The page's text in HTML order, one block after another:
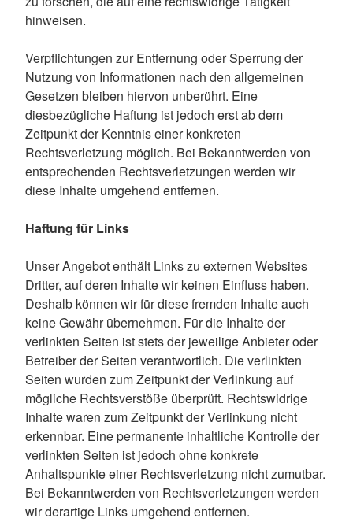
hinweisen.
Verpflichtungen zur Entfernung oder Sperrung der
Nutzung von Informationen nach den allgemeinen
Gesetzen bleiben hiervon unberührt. Eine
diesbezügliche Haftung ist jedoch erst ab dem
Zeitpunkt der Kenntnis einer konkreten
Rechtsverletzung möglich. Bei Bekanntwerden von
entsprechenden Rechtsverletzungen werden wir
diese Inhalte umgehend entfernen.
Haftung für Links
Unser Angebot enthält Links zu externen Websites
Dritter, auf deren Inhalte wir keinen Einfluss haben.
Deshalb können wir für diese fremden Inhalte auch
keine Gewähr übernehmen. Für die Inhalte der
verlinkten Seiten ist stets der jeweilige Anbieter oder
Betreiber der Seiten verantwortlich. Die verlinkten
Seiten wurden zum Zeitpunkt der Verlinkung auf
mögliche Rechtsverstöße überprüft. Rechtswidrige
Inhalte waren zum Zeitpunkt der Verlinkung nicht
erkennbar. Eine permanente inhaltliche Kontrolle der
verlinkten Seiten ist jedoch ohne konkrete
Anhaltspunkte einer Rechtsverletzung nicht zumutbar.
Bei Bekanntwerden von Rechtsverletzungen werden
wir derartige Links umgehend entfernen.